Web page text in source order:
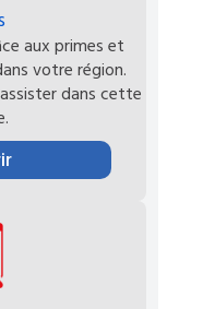
aux primes et
votre région.
dans cette